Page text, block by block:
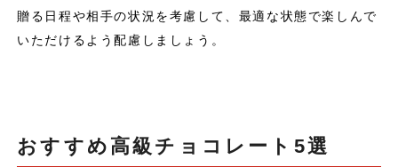
贈る日程や相手の状況を考慮して、最適な状態で楽しんで
いただけるよう配慮しましょう。
おすすめ高級チョコレート5選